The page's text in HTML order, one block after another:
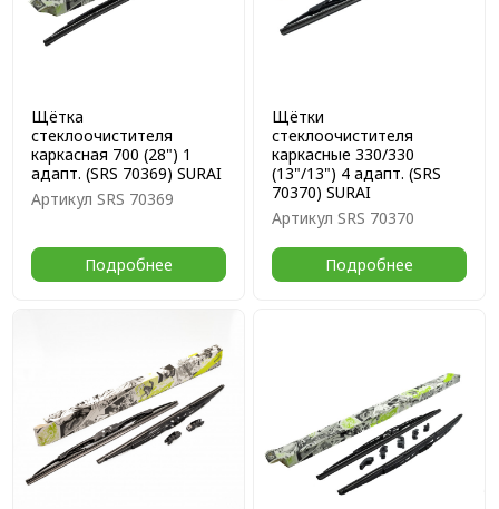
Щётка
стеклоочистителя
каркасная 700 (28") 1
адапт. (SRS 70369) SURAI
Артикул SRS 70369
Подробнее
Щётки
стеклоочистителя
каркасные 330/330
(13"/13") 4 адапт. (SRS
70370) SURAI
Артикул SRS 70370
Подробнее